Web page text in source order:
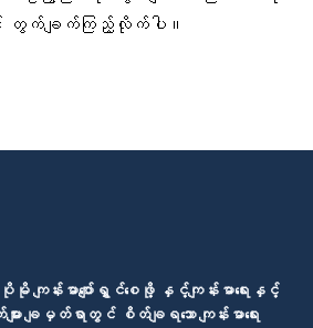
က်ချက်ကြည့်လိုက်ပါ။
ကျန်းမာပျော်ရွှင်စေဖို့ နှင့်ကျန်းမာရေးနှင့်
ချမှတ်ရာတွင် စိတ်ချရသော ကျန်းမာရေး